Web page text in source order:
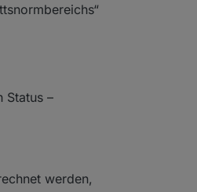
Status –
werden,